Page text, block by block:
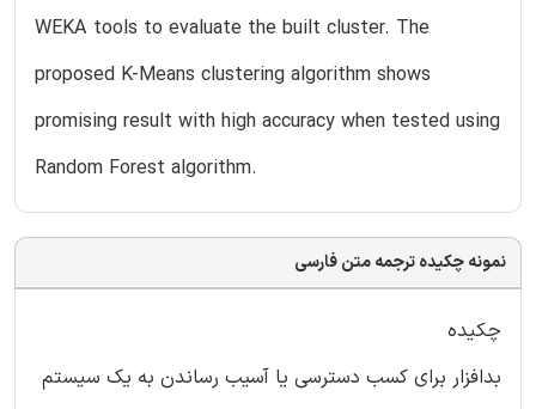
WEKA tools to evaluate the built cluster. The
proposed K-Means clustering algorithm shows
promising result with high accuracy when tested using
Random Forest algorithm.
نمونه چکیده ترجمه متن فارسی
چکیده
بدافزار برای کسب دسترسی یا آسیب رساندن به یک سیستم